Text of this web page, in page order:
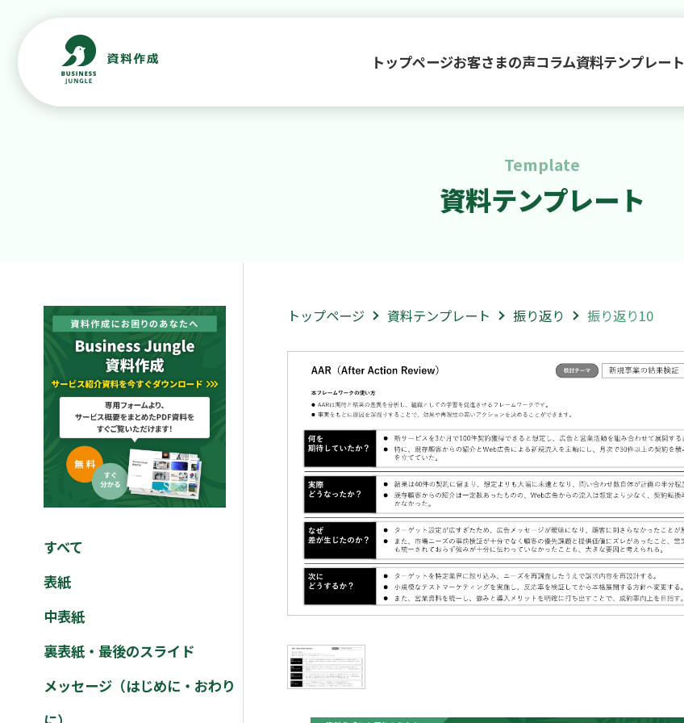
トップページお客さまの声コラム資料テンプレート
Template
資料テンプレート
すべて
表紙
中表紙
裏表紙・最後のスライド
メッセージ（はじめに・おわり
トップページ 資料テンプレート 振り返り 振り返り10